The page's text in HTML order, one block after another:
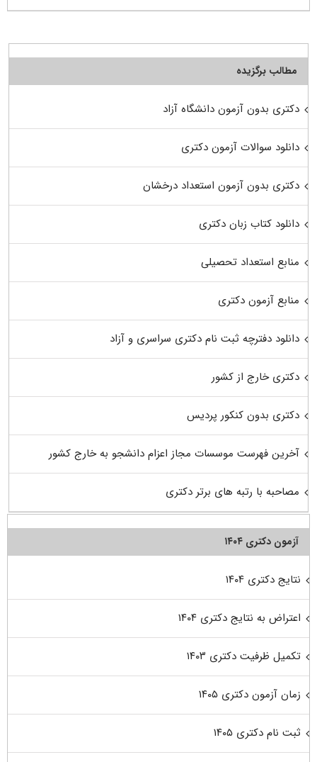
مطالب برگزیده
دکتری بدون آزمون دانشگاه آزاد
دانلود سوالات آزمون دکتری
دکتری بدون آزمون استعداد درخشان
دانلود کتاب زبان دکتری
منابع استعداد تحصیلی
منابع آزمون دکتری
دانلود دفترچه ثبت نام دکتری سراسری و آزاد
دکتری خارج از کشور
دکتری بدون کنکور پردیس
آخرین فهرست موسسات مجاز اعزام دانشجو به خارج کشور
مصاحبه با رتبه های برتر دکتری
آزمون دکتری ۱۴۰۴
نتایج دکتری ۱۴۰۴
اعتراض به نتایج دکتری ۱۴۰۴
تکمیل ظرفیت دکتری ۱۴۰۳
زمان آزمون دکتری ۱۴۰۵
ثبت نام دکتری ۱۴۰۵